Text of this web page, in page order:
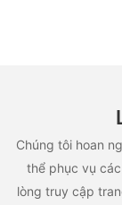
Chúng tôi hoan
thể phục vụ
lòng truy cập